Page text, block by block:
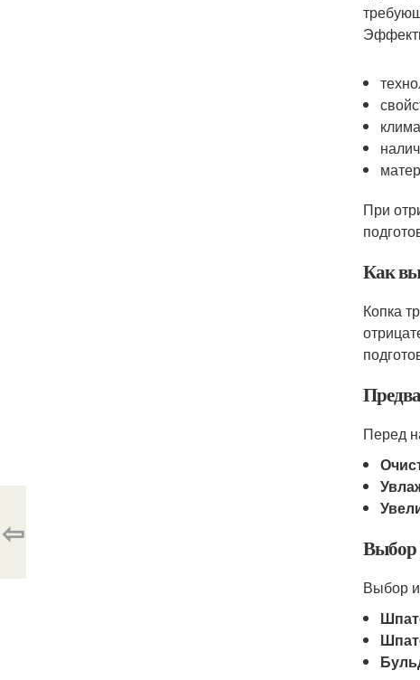
При
Как
Копка
Перед
Выбор
Выбор
⇦